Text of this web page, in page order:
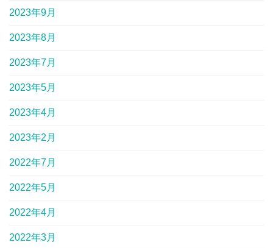
2023年9月
2023年8月
2023年7月
2023年5月
2023年4月
2023年2月
2022年7月
2022年5月
2022年4月
2022年3月